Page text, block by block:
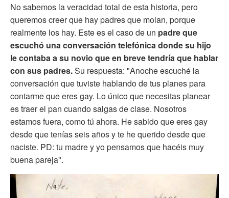
No sabemos la veracidad total de esta historia, pero
queremos creer que hay padres que molan, porque
realmente los hay. Este es el caso de un padre que
escuchó una conversación telefónica donde su hijo
le contaba a su novio que en breve tendría que hablar
con sus padres.Su respuesta: "Anoche escuché la
conversación que tuviste hablando de tus planes para
contarme que eres gay. Lo único que necesitas planear
es traer el pan cuando salgas de clase. Nosotros
estamos fuera, como tú ahora. He sabido que eres gay
desde que tenías seis años y te he querido desde que
naciste. PD: tu madre y yo pensamos que hacéis muy
buena pareja".